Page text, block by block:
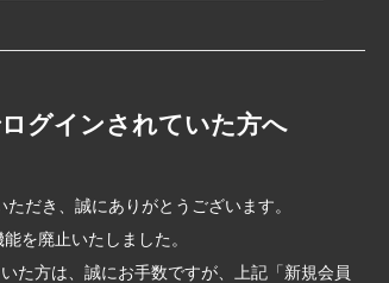
グインされていた方へ
だき、誠にありがとうございます。
を廃止いたしました。
た方は、誠にお手数ですが、上記「新規会員